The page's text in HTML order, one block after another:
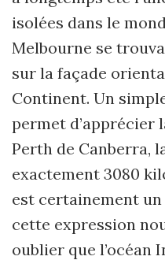
isolées dans le
Melbourne se
sur la façade
Continent. Un
permet d’apprécier
Perth de Canberra,
exactement 3080
est certainement un
cette expression
oublier que l’océan